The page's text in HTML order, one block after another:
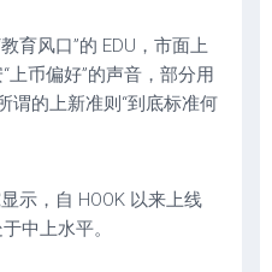
育风口”的 EDU，市面上
币偏好”的声音，部分用
谓的上新准则“到底标准何
示，自 HOOK 以来上线
中上水平。